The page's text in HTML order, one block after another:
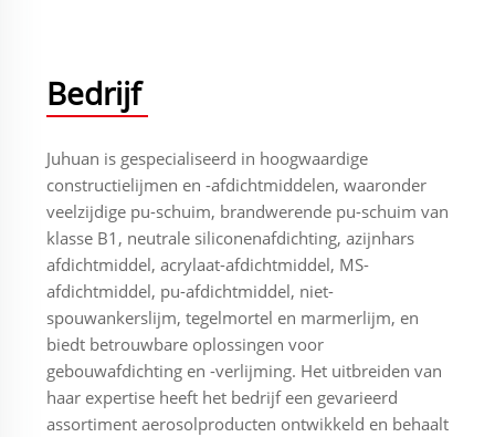
Bedrijf
Juhuan is gespecialiseerd in hoogwaardige
constructielijmen en -afdichtmiddelen, waaronder
veelzijdige pu-schuim, brandwerende pu-schuim van
klasse B1, neutrale siliconenafdichting, azijnhars
afdichtmiddel, acrylaat-afdichtmiddel, MS-
afdichtmiddel, pu-afdichtmiddel, niet-
spouwankerslijm, tegelmortel en marmerlijm, en
biedt betrouwbare oplossingen voor
gebouwafdichting en -verlijming. Het uitbreiden van
haar expertise heeft het bedrijf een gevarieerd
assortiment aerosolproducten ontwikkeld en behaalt